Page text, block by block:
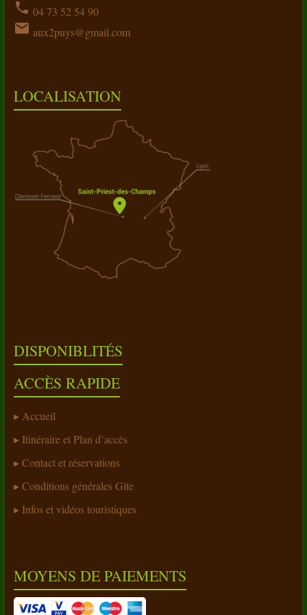
phone 04 73 52 54 90
email aux2puys@gmail.com
LOCALISATION
DISPONIBLITÉS
ACCÈS RAPIDE
Accueil
Itinéraire et Plan d’accès
Contact et réservations
Conditions générales Gîte
Infos et vidéos touristiques
MOYENS DE PAIEMENTS